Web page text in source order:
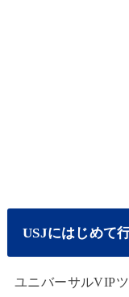
USJにはじめて
ユニバーサルVIP